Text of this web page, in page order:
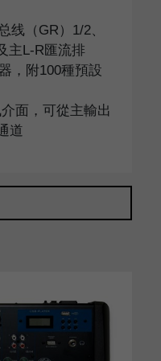
线（GR）1/2、
主L-R匯流排
，附100種預設
面，可從主輸出
道